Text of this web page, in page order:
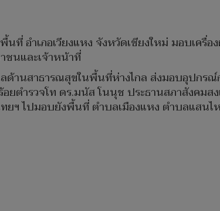
ที่ อำเภอเวียงแหง จังหวัดเชียงใหม่ มอบเครื่อ
ชนและเจ้าหน้าที่
ด้านสาธารณสุขในพื้นที่ห่างไกล ส่งมอบอุปกร
ยตำรวจโท ดร.มนัส โนนุช ประธานสภาสังคมส
ทยฯ ไปมอบยังพื้นที่ ตำบลเมืองแหง ตำบลแสน